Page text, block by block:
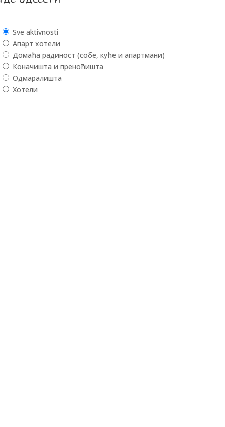
Sve aktivnosti
Апарт хотели
Домаћа радиност (собе, куће и апартмани)
Коначишта и преноћишта
Одмаралишта
Хотели